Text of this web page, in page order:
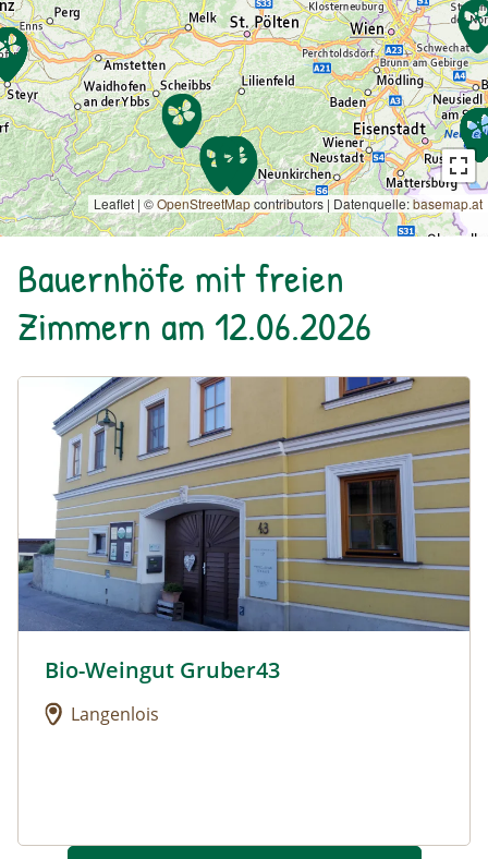
Leaflet | ©OpenStreetMapcontributors | Datenquelle:basemap.at
Bauernhöfe mit freien
Zimmern am 12.06.2026
Urlaub am Bauernhof: Bio-Weingut Gruber43
Urlaub am Bauernhof: Bio-Weingut Gruber43
Bio-Weingut Gruber43
Langenlois